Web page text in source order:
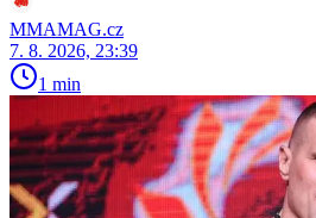
MMAMAG.cz
7. 8. 2026, 23:39
1 min